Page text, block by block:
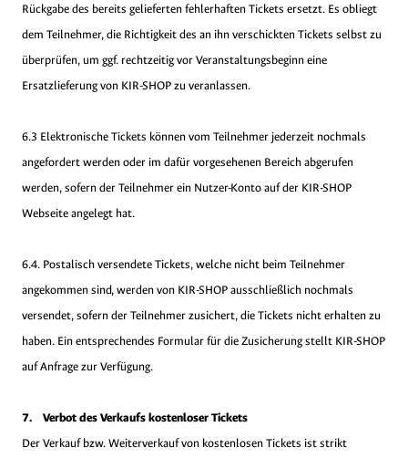
Rückgabe des bereits gelieferten fehlerhaften Tickets ersetzt. Es obliegt
dem Teilnehmer, die Richtigkeit des an ihn verschickten Tickets selbst zu
überprüfen, um ggf. rechtzeitig vor Veranstaltungsbeginn eine
Ersatzlieferung von KIR-SHOP zu veranlassen.
6.3 Elektronische Tickets können vom Teilnehmer jederzeit nochmals
angefordert werden oder im dafür vorgesehenen Bereich abgerufen
werden, sofern der Teilnehmer ein Nutzer-Konto auf der KIR-SHOP
Webseite angelegt hat.
6.4. Postalisch versendete Tickets, welche nicht beim Teilnehmer
angekommen sind, werden von KIR-SHOP ausschließlich nochmals
versendet, sofern der Teilnehmer zusichert, die Tickets nicht erhalten zu
haben. Ein entsprechendes Formular für die Zusicherung stellt KIR-SHOP
auf Anfrage zur Verfügung.
7. Verbot des Verkaufs kostenloser Tickets
Der Verkauf bzw. Weiterverkauf von kostenlosen Tickets ist strikt